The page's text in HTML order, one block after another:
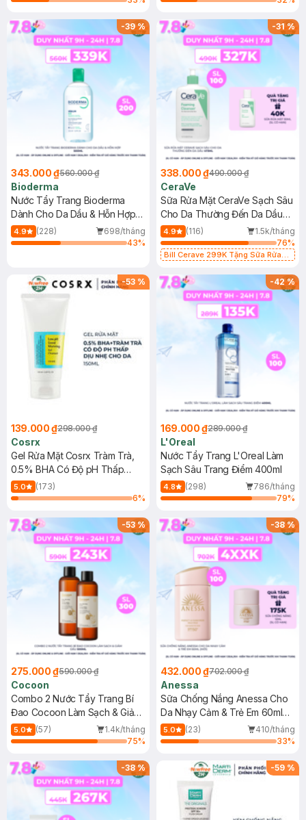
-39%
343.000 ₫560.000 ₫
Bioderma
Nước Tẩy Trang Bioderma
Dành Cho Da Dầu & Hỗn Hợp
500ml
4.9 (228)
698/tháng
43%
-31%
338.000 ₫490.000 ₫
CeraVe
Sữa Rửa Mặt CeraVe Sạch Sâu
Cho Da Thường Đến Da Dầu
473ml
4.9 (116)
1.5k/tháng
76%
Bill Cerave 299K Tặng Sữa Rửa
-53 %
139.000 ₫298.000 ₫
Cosrx
Gel Rửa Mặt Cosrx Tràm Trà,
0.5% BHA Có Độ pH Thấp
150ml
5.0
(173)
6%
-42%
169.000 ₫289.000 ₫
L'Oreal
Nước Tẩy Trang L'Oreal Làm
Sạch Sâu Trang Điểm 400ml
4.8 (298)
786/tháng
79%
-53%
275.000 ₫590.000 ₫
Cocoon
Combo 2 Nước Tẩy Trang Bí
Đao Cocoon Làm Sạch & Giảm
Dầu 500ml
5.0 (57)
1.4k/tháng
75%
-38%
432.000 ₫702.000 ₫
Anessa
Sữa Chống Nắng Anessa Cho
Da Nhạy Cảm & Trẻ Em 60ml
(Mới)
5.0 (23)
410/tháng
33%
-38% -59 %